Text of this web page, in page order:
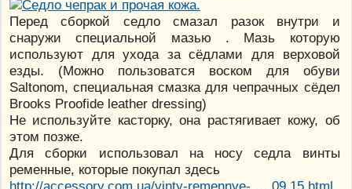
Перед сборкой седло смазал разок внутри и
снаружи специальной мазью . Мазь которую
используют для ухода за сёдлами для верховой
езды. (Можно пользоватся воском для обуви
Saltonom, специальная смазка для чепрачных сёдел
Brooks Proofide leather dressing)
Не используйте касторку, она растягивает кожу, об
этом позже.
Для сборки использовал на носу седла винты
ременные, которые покупал здесь
http://accessory.com.ua/vinty-remennye- … 09.15.html